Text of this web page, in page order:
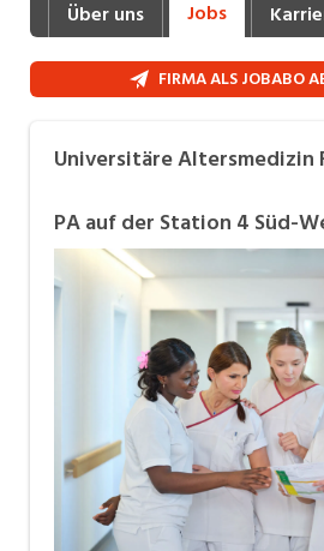
Industrie, Maschinenbau,
Informatik,
Kaufm. Berufe,
Marketing, Kommunikation,
Mechanik, Elektronik, Optik
Medizin,
Sicherheit, Rettung, Polizei,
Verkauf, Handel,
Aussendienst
Über uns Jobs
FIRMA ALS JOBABO
Universitäre Altersmedizin
PA auf der Station 4 Süd-